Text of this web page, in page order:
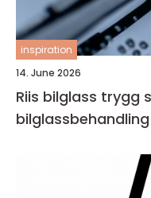
inspiration
14. June 2026
Riis bilglass trygg sikt og profesjonell
bilglassbehandling